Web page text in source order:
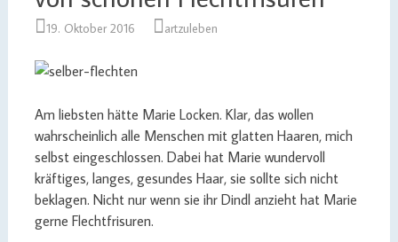
19. Oktober 2016 artzuleben
Am liebsten hätte Marie Locken. Klar, das wollen
wahrscheinlich alle Menschen mit glatten Haaren, mich
selbst eingeschlossen. Dabei hat Marie wundervoll
kräftiges, langes, gesundes Haar, sie sollte sich nicht
beklagen. Nicht nur wenn sie ihr Dindl anzieht hat Marie
gerne Flechtfrisuren.